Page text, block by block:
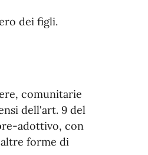
dei figli.
comunitarie
dell'art. 9 del
adottivo, con
forme di